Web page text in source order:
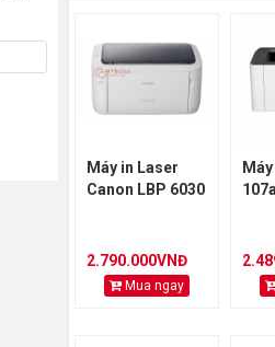
Máy in Laser
Canon LBP 6030
2.790.000VNĐ
Mua ngay